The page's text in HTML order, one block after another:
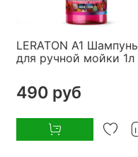
LERATON A1 Шампунь
для ручной мойки 1л
490 руб